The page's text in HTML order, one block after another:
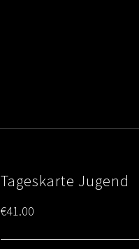
Tageskarte Jugend
€41.00